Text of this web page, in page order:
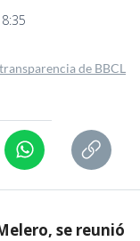
de BBCL
se reunió